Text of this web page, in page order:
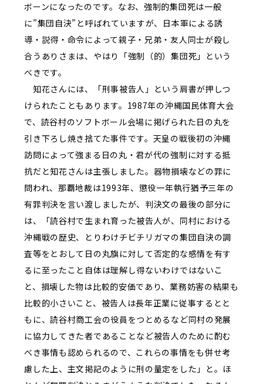
ボーンになったのです。なお、強制的集団死は一般
に”集団自決”と呼ばれていますが、日本軍による誘
導・説得・命令によって親子・兄弟・友人同士が殺し
合うありさまは、やはり「強制（的）集団死」という
べきです。
知花さんには、「刑事被告人」という肩書が押しつ
けられたこともあります。1987年の沖縄国民体育大会
で、読谷村のソフトボール会場に掲げられた日の丸を
引き下ろし焼き捨てた事件です。天皇の戦後初の沖縄
訪問によって強まる日の丸・君が代の強制に対する抵
抗だと知花さんは主張しました。器物損壊などの罪に
問われ、那覇地裁は1993年、懲役一年執行猶予三年の
有罪判決を言い渡しましたが、判決文の最後の部分に
は、「読谷村で生まれ育った被告人が、同村における
沖縄戦の歴史、とりわけチビチリガマの集団自決の調
査等をとおして日の丸旗に対して否定的な感情を有す
るに至ったこと自体は理解し得ないわけではないこ
と、損壊した物は比較的安価であり、業務妨害の結果も
比較的小さいこと、被告人は長年正業に従事するとと
もに、読谷村商工会の役員をつとめるなど同村の発展
に協力してきた者であることなど被告人のために酌む
べき事情も認められるので、これらの事情をも併せ考
慮した上、主文掲記のように刑の量定をした」と。ほ